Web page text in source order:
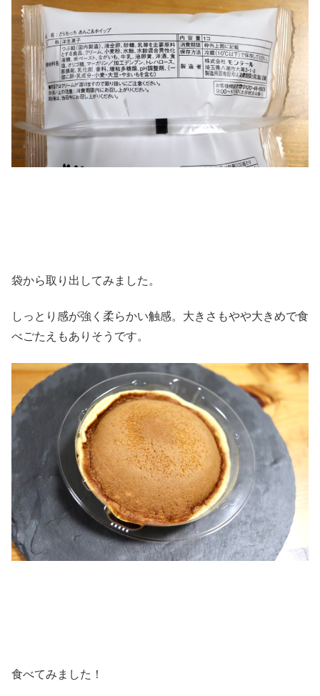
袋から取り出してみました。
しっとり感が強く柔らかい触感。大きさもやや大きめで食
べごたえもありそうです。
食べてみました！